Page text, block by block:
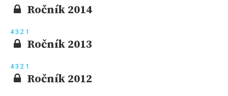
Ročník 2014
43 2 1
Ročník 2013
43 2 1
Ročník 2012